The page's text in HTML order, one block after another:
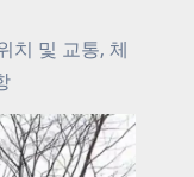
치 및 교통, 체